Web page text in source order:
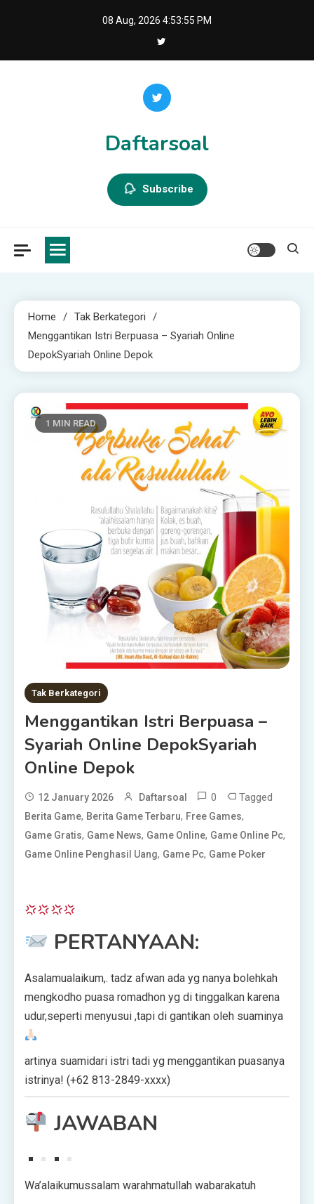
08 Aug, 2026 4:53:56 PM
Daftarsoal
Subscribe
Home
Tak Berkategori
Menggantikan Istri Berpuasa – Syariah Online
DepokSyariah Online Depok
1 MIN READ
Tak Berkategori
Menggantikan Istri Berpuasa –
Syariah Online DepokSyariah
Online Depok
12 January 2026 Daftarsoal 0 Tagged
Berita Game, Berita Game Terbaru, Free Games,
Game Gratis, Game News, Game Online, Game Online Pc,
Game Online Penghasil Uang, Game Pc, Game Poker
PERTANYAAN:
Asalamualaikum,. tadz afwan ada yg nanya bolehkah
mengkodho puasa romadhon yg di tinggalkan karena
udur,seperti menyusui ,tapi di gantikan oleh suaminya
artinya suamidari istri tadi yg menggantikan puasanya
istrinya! (+62 813-2849-xxxx)
JAWABAN
Wa’alaikumussalam warahmatullah wabarakatuh